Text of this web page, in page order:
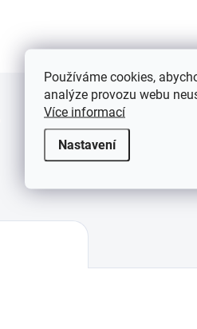
Používáme cookies,
analýze provozu webu
Více informací
Nastavení
PORADÍME S
VÝBĚREM